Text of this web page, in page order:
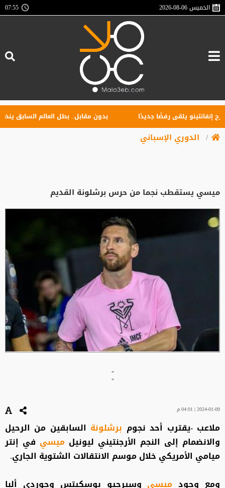
الخميس2026-08-06
07:55
يلقى رفضًا جديدًا بدون مقابل.. بطل العالم السابق ينضم
الدوري الإسباني
ميسي يستقطب نجما من حرس برشلونة القديم
"
"
2024-01-09 | 04:01 م
ملاعب -يقترب أحد نجوم برشلونة السابقين من الرحيل
والانضمام إلى النجم الأرجنتيني ليونيل ميسي في إنتر
ميامي الأمريكي خلال موسم الانتقالات الشتوية الجاري.
ومع وجودميسي وسيرجيو بوسكيتس وجوردي ألبا